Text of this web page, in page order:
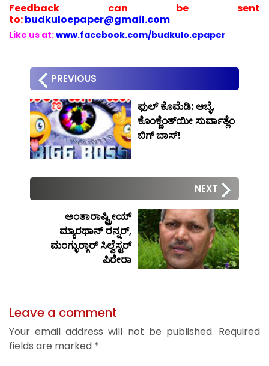
Feedback can be sent
to:budkuloepaper@gmail.com
Like us at:www.facebook.com/budkulo.epaper
PREVIOUS
ಫುಲ್ ಕೊಮೆಡಿ: ಆಬ್ಳೆ,
ಕೊಂಕ್ಣೆಂತ್‍ಯೀ ಸುರ್ವಾತ್ಲೆಂ
ಬಿಗ್ ಬಾಸ್!
NEXT
ಅಂತಾರಾಷ್ಟ್ರೀಯ್
ಮ್ಯಾರಥಾನ್ ರನ್ನರ್,
ಮಂಗ್ಳುರ್‍ಗಾರ್ ಸಿಲ್ವೆಸ್ಟರ್
ಪಿರೇರಾ
Leave a comment
Your email address will not be published. Required
fields are marked *